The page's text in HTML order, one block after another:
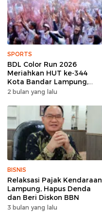
SPORTS
BDL Color Run 2026
Meriahkan HUT ke-344
Kota Bandar Lampung,
Wujud Semangat Sehat
2 bulan yang lalu
BISNIS
Relaksasi Pajak Kendaraan
Lampung, Hapus Denda
dan Beri Diskon BBN
3 bulan yang lalu